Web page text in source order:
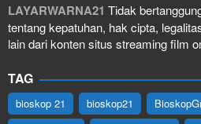
LAYARWARNA21 Tidak
tentang kepatuhan, hak cipta,
lain dari konten situs streaming film
TAG
bioskop 21 bioskop21